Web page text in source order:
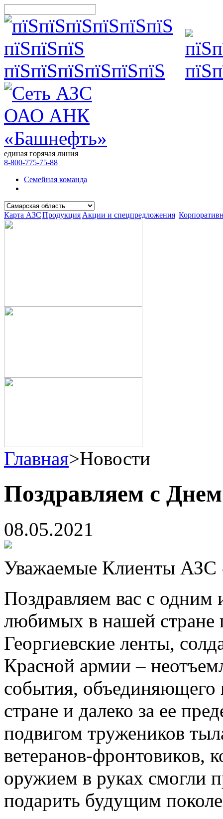
единая горячая линия
8-800-775-75-88
Семейная команда
Карта АЗСПродукция Акции и спецпредложения
Главная>Новости
Поздравляем с
08.05.2021
Уважаемые Клиенты АЗС
Поздравляем вас с
любимых в нашей
Георгиевские ленты,
Красной армии –
события, объединяющего
стране и далеко за ее
подвигом тружеников
ветеранов-фронтовиков,
оружием в руках смогли
подарить будущим